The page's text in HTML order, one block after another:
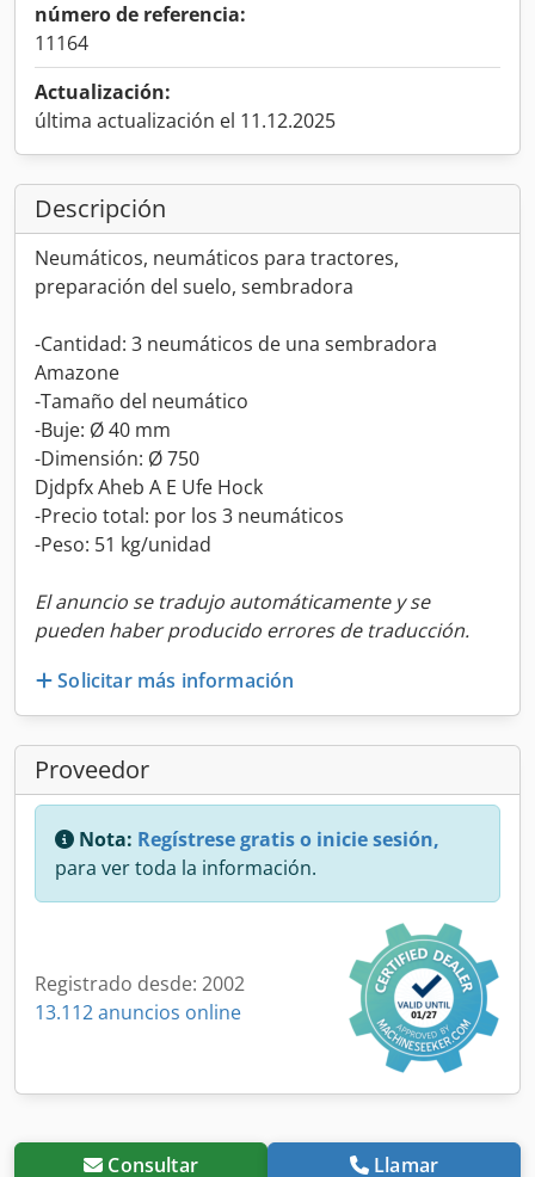
número de referencia:
11164
Actualización:
última actualización el 11.12.2025
Descripción
Neumáticos, neumáticos para tractores,
preparación del suelo, sembradora
-Cantidad: 3 neumáticos de una sembradora
Amazone
-Tamaño del neumático
-Buje: Ø 40 mm
-Dimensión: Ø 750
Djdpfx Aheb A E Ufe Hock
-Precio total: por los 3 neumáticos
-Peso: 51 kg/unidad
El anuncio se tradujo automáticamente y se
pueden haber producido errores de traducción.
Solicitar más información
Proveedor
Nota: Regístrese gratis o inicie sesión,
para ver toda la información.
Registrado desde: 2002
13.112 anuncios online
Consultar Llamar